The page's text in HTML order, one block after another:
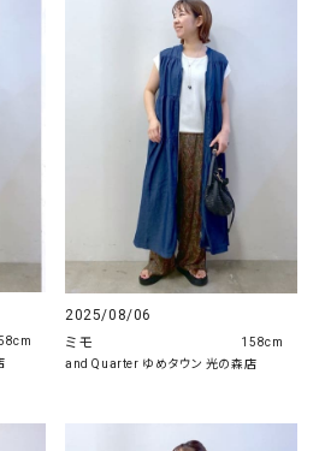
2025/08/06
ミモ
and Quarter ゆめタウン 光の森店
158cm